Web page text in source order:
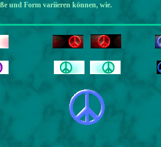
und Form variieren können, wie.